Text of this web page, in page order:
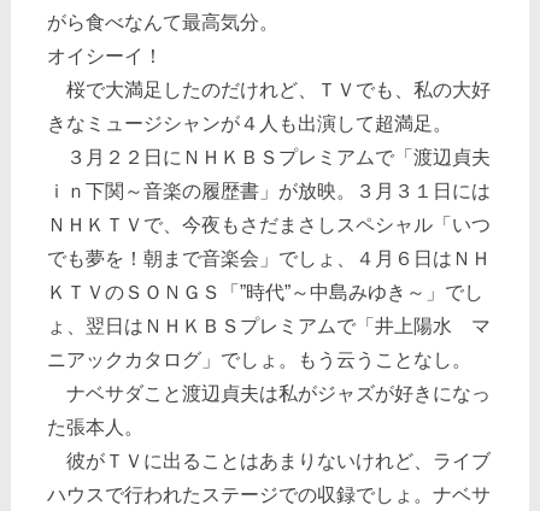
がら食べなんて最高気分。
オイシーイ！
桜で大満足したのだけれど、ＴＶでも、私の大好
きなミュージシャンが４人も出演して超満足。
３月２２日にＮＨＫＢＳプレミアムで「渡辺貞夫
ｉｎ下関～音楽の履歴書」が放映。３月３１日には
ＮＨＫＴＶで、今夜もさだまさしスペシャル「いつ
でも夢を！朝まで音楽会」でしょ、４月６日はＮＨ
ＫＴＶのＳＯＮＧＳ「”時代”～中島みゆき～」でし
ょ、翌日はＮＨＫＢＳプレミアムで「井上陽水 マ
ニアックカタログ」でしょ。もう云うことなし。
ナベサダこと渡辺貞夫は私がジャズが好きになっ
た張本人。
彼がＴＶに出ることはあまりないけれど、ライブ
ハウスで行われたステージでの収録でしょ。ナベサ